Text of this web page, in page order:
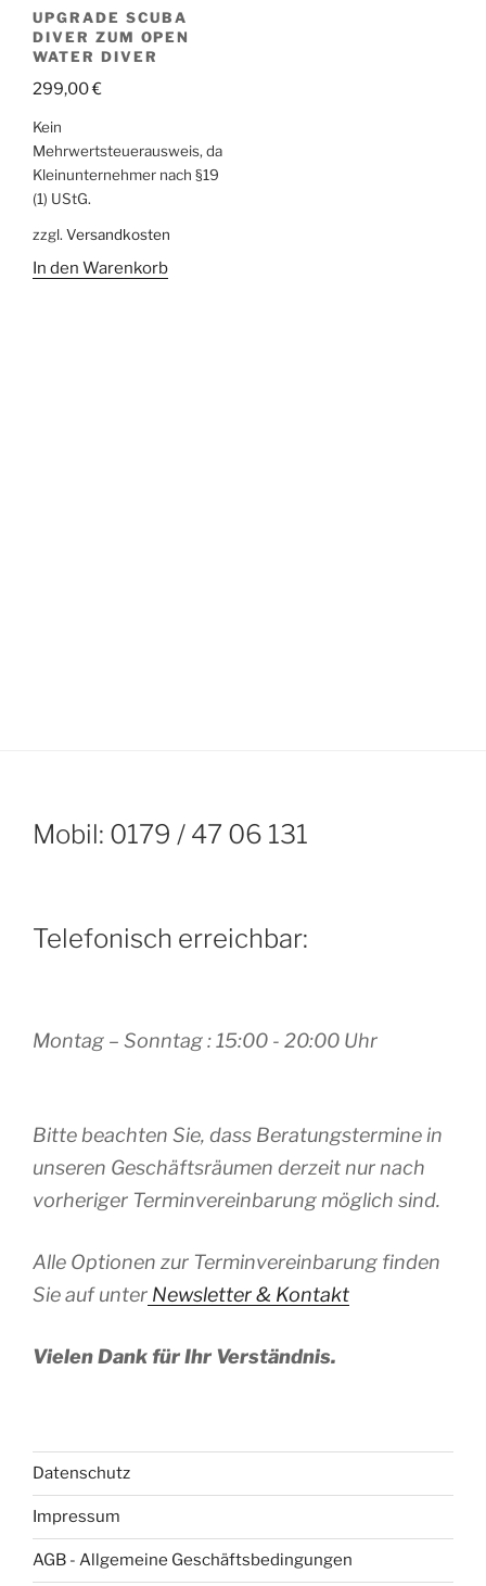
UPGRADE SCUBA
DIVER ZUM OPEN
WATER DIVER
299,00€
Kein
Mehrwertsteuerausweis, da
Kleinunternehmer nach §19
(1) UStG.
zzgl. Versandkosten
In den Warenkorb
Mobil: 0179 / 47 06 131
Telefonisch erreichbar:
Montag – Sonntag : 15:00 - 20:00 Uhr
Bitte beachten Sie, dass Beratungstermine in
unseren Geschäftsräumen derzeit nur nach
vorheriger Terminvereinbarung möglich sind.
Alle Optionen zur Terminvereinbarung finden
Sie auf unter Newsletter & Kontakt
Vielen Dank für Ihr Verständnis.
Datenschutz
Impressum
AGB - Allgemeine Geschäftsbedingungen